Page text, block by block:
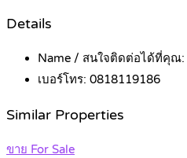
Details
Name / สนใจติดต่อได้ที่คุณ:
เบอร์โทร: 0818119186
Similar Properties
ขาย For Sale